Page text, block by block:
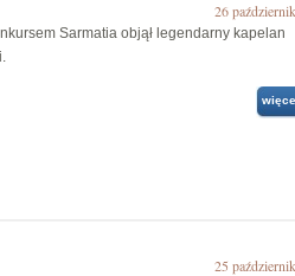
26
Sarmatia objął legendarny kapelan
25